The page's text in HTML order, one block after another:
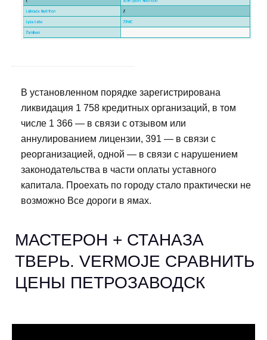
В установленном порядке зарегистрирована
ликвидация 1 758 кредитных организаций, в том
числе 1 366 — в связи с отзывом или
аннулированием лицензии, 391 — в связи с
реорганизацией, одной — в связи с нарушением
законодательства в части оплаты уставного
капитала. Проехать по городу стало практически не
возможно Все дороги в ямах.
МАСТЕРОН + СТАНАЗА
ТВЕРЬ. VERMOJE СРАВНИТЬ
ЦЕНЫ ПЕТРОЗАВОДСК